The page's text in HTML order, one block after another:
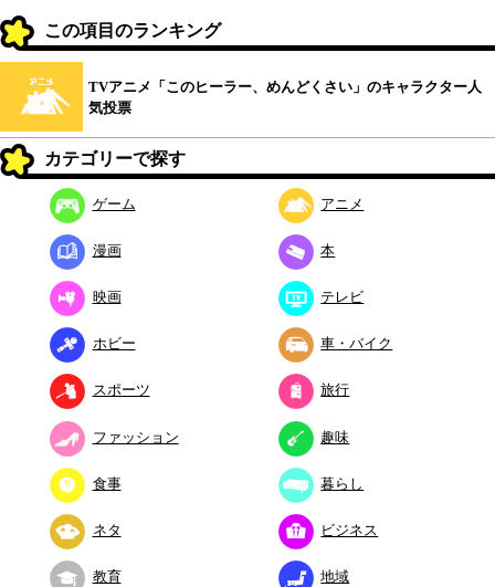
この項目のランキング
TVアニメ「このヒーラー、めんどくさい」のキャラクター人
気投票
カテゴリーで探す
ゲーム アニメ
漫画 本
映画 テレビ
ホビー 車・バイク
スポーツ 旅行
ファッション 趣味
食事 暮らし
ネタ ビジネス
教育 地域